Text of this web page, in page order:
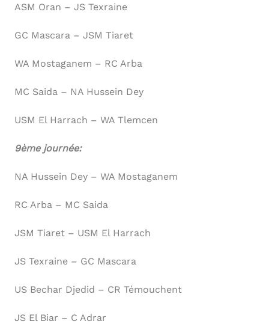
ASM Oran – JS Texraine
GC Mascara – JSM Tiaret
WA Mostaganem – RC Arba
MC Saida – NA Hussein Dey
USM El Harrach – WA Tlemcen
9ème journée:
NA Hussein Dey – WA Mostaganem
RC Arba – MC Saida
JSM Tiaret – USM El Harrach
JS Texraine – GC Mascara
US Bechar Djedid – CR Témouchent
JS El Biar – C Adrar